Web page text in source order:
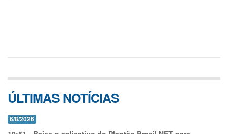
ÚLTIMAS NOTÍCIAS
6/8/2026